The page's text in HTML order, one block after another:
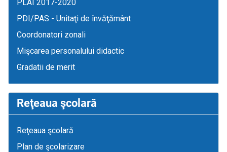
PLAI 2017-2020
PDI/PAS - Unitaţi de învăţământ
Coordonatori zonali
Mişcarea personalului didactic
Gradatii de merit
Reţeaua şcolară
Reţeaua şcolară
Plan de şcolarizare